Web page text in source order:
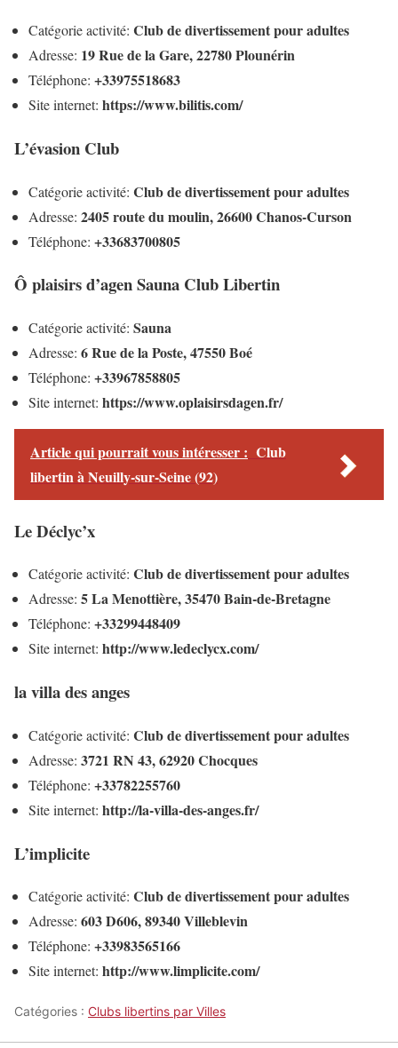
Catégorie activité: Club de divertissement pour adultes
Adresse: 19 Rue de la Gare, 22780 Plounérin
Téléphone: +33975518683
Site internet: https://www.bilitis.com/
L’évasion Club
Catégorie activité: Club de divertissement pour adultes
Adresse: 2405 route du moulin, 26600 Chanos-Curson
Téléphone: +33683700805
Ô plaisirs d’agen Sauna Club Libertin
Catégorie activité: Sauna
Adresse: 6 Rue de la Poste, 47550 Boé
Téléphone: +33967858805
Site internet: https://www.oplaisirsdagen.fr/
Article qui pourrait vous intéresser : Club
libertin à Neuilly-sur-Seine (92)
Le Déclyc’x
Catégorie activité: Club de divertissement pour adultes
Adresse: 5 La Menottière, 35470 Bain-de-Bretagne
Téléphone: +33299448409
Site internet: http://www.ledeclycx.com/
la villa des anges
Catégorie activité: Club de divertissement pour adultes
Adresse: 3721 RN 43, 62920 Chocques
Téléphone: +33782255760
Site internet: http://la-villa-des-anges.fr/
L’implicite
Catégorie activité: Club de divertissement pour adultes
Adresse: 603 D606, 89340 Villeblevin
Téléphone: +33983565166
Site internet: http://www.limplicite.com/
Catégories : Clubs libertins par Villes